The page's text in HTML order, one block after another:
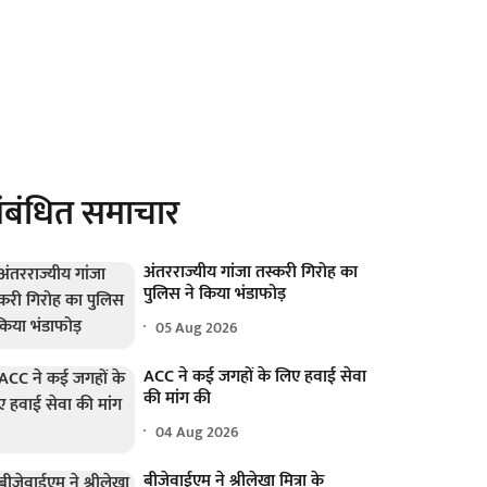
समाचार
अंतरराज्यीय गांजा तस्करी गिरोह का
पुलिस ने किया भंडाफोड़
05 Aug 2026
ACC ने कई जगहों के लिए हवाई सेवा
की मांग की
04 Aug 2026